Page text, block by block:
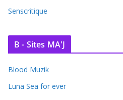
Senscritique
B - Sites MA'J
Blood Muzik
Luna Sea for ever